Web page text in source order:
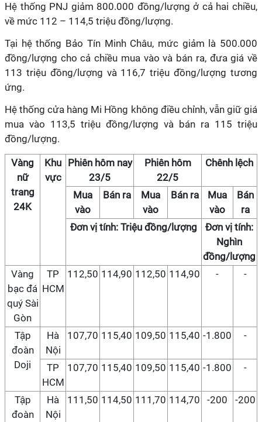
Hệ thống PNJ giảm 800.000 đồng/lượng ở cả hai chiều,
về mức 112 – 114,5 triệu đồng/lượng.
Tại hệ thống Bảo Tín Minh Châu, mức giảm là 500.000
đồng/lượng cho cả chiều mua vào và bán ra, đưa giá về
113 triệu đồng/lượng và 116,7 triệu đồng/lượng tương
ứng.
Hệ thống cửa hàng Mi Hồng không điều chỉnh, vẫn giữ giá
mua vào 113,5 triệu đồng/lượng và bán ra 115 triệu
đồng/lượng.
Vàng
nữ
trang
24K
Khu
vực
Phiên hôm nay
23/5
Phiên hôm
22/5
Chênh lệch
Mua
vào
Bán ra
Mua
vào
Bán ra
Mua
vào
Bán
ra
Đơn vị tính: Triệu đồng/lượng
Đơn vị tính:
Nghìn
đồng/lượng
Vàng
bạc đá
quý Sài
Gòn
TP
HCM
112,50 114,90 112,50 114,90 - -
Tập
đoàn
Doji
Hà
Nội
107,70 115,40 109,50 115,40 -1.800 -
TP
HCM
107,70 115,40 109,50 115,40 -1.800 -
Tập
đoàn
Hà
Nội
111,50 114,50 111,70 114,70 -200 -200